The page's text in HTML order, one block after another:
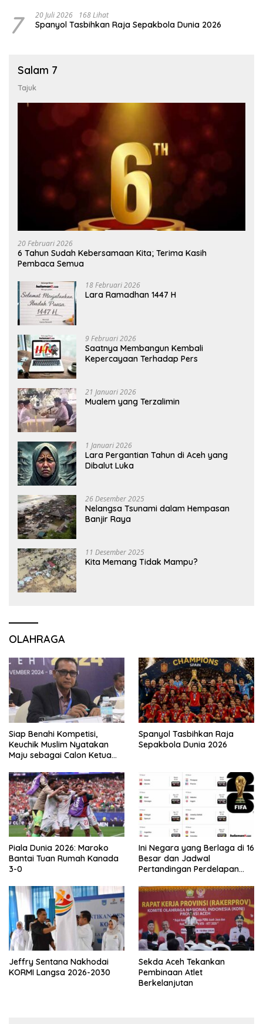
7 20 Juli 2026 168 Lihat
Spanyol Tasbihkan Raja Sepakbola Dunia 2026
Salam 7
Tajuk
20 Februari 2026
6 Tahun Sudah Kebersamaan Kita; Terima Kasih
Pembaca Semua
18 Februari 2026
Lara Ramadhan 1447 H
9 Februari 2026
Saatnya Membangun Kembali
Kepercayaan Terhadap Pers
21 Januari 2026
Mualem yang Terzalimin
1 Januari 2026
Lara Pergantian Tahun di Aceh yang
Dibalut Luka
26 Desember 2025
Nelangsa Tsunami dalam Hempasan
Banjir Raya
11 Desember 2025
Kita Memang Tidak Mampu?
OLAHRAGA
Siap Benahi Kompetisi,
Keuchik Muslim Nyatakan
Maju sebagai Calon Ketua
Spanyol Tasbihkan Raja
Sepakbola Dunia 2026
Piala Dunia 2026: Maroko
Bantai Tuan Rumah Kanada
3-0
Ini Negara yang Berlaga di 16
Besar dan Jadwal
Pertandingan Perdelapan
Jeffry Sentana Nakhodai
KORMI Langsa 2026-2030
Sekda Aceh Tekankan
Pembinaan Atlet
Berkelanjutan